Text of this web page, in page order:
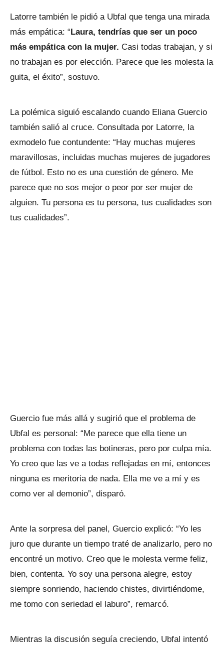
Latorre también le pidió a Ubfal que tenga una mirada
más empática: “Laura, tendrías que ser un poco
más empática con la mujer. Casi todas trabajan, y si
no trabajan es por elección. Parece que les molesta la
guita, el éxito”, sostuvo.
La polémica siguió escalando cuando Eliana Guercio
también salió al cruce. Consultada por Latorre, la
exmodelo fue contundente: “Hay muchas mujeres
maravillosas, incluidas muchas mujeres de jugadores
de fútbol. Esto no es una cuestión de género. Me
parece que no sos mejor o peor por ser mujer de
alguien. Tu persona es tu persona, tus cualidades son
tus cualidades”.
Guercio fue más allá y sugirió que el problema de
Ubfal es personal: “Me parece que ella tiene un
problema con todas las botineras, pero por culpa mía.
Yo creo que las ve a todas reflejadas en mí, entonces
ninguna es meritoria de nada. Ella me ve a mí y es
como ver al demonio”, disparó.
Ante la sorpresa del panel, Guercio explicó: “Yo les
juro que durante un tiempo traté de analizarlo, pero no
encontré un motivo. Creo que le molesta verme feliz,
bien, contenta. Yo soy una persona alegre, estoy
siempre sonriendo, haciendo chistes, divirtiéndome,
me tomo con seriedad el laburo”, remarcó.
Mientras la discusión seguía creciendo, Ubfal intentó